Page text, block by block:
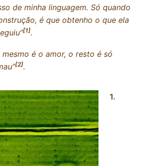
de minha linguagem. Só quando
é que obtenho o que ela
[1].
mesmo é o amor, o resto é só
[2].
1.